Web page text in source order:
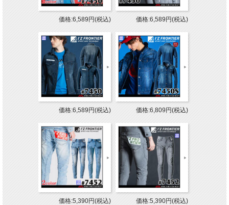
価格:6,589円(税込) 価格:6,589円(税込)
価格:6,589円(税込) 価格:6,809円(税込)
価格:5,390円(税込) 価格:5,390円(税込)